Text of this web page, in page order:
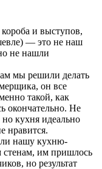
и выступов,
— это не наш
не нашли
мы решили делать
он все
такой, как
окончательно. Не
кухня идеально
нравится.
нашу кухню-
стенам, им пришлось
но результат